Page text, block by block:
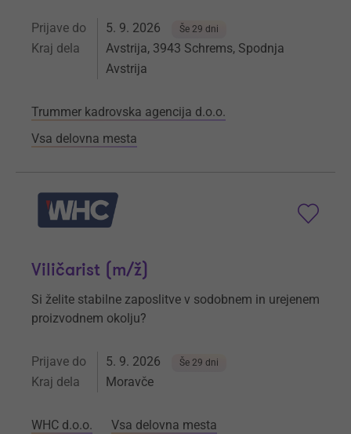
Prijave do 5. 9. 2026 Še 29 dni
Kraj dela
Avstrija, 3943 Schrems, Spodnja
Avstrija
Trummer kadrovska agencija d.o.o.
Vsa delovna mesta
Viličarist (m/ž)
Si želite stabilne zaposlitve v sodobnem in urejenem
proizvodnem okolju?
Prijave do 5. 9. 2026 Še 29 dni
Kraj dela Moravče
WHC d.o.o. Vsa delovna mesta